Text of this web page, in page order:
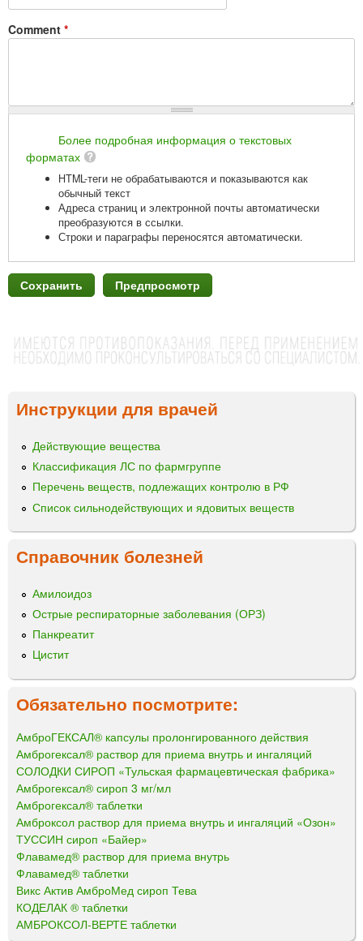
Comment *
Более подробная информация о текстовых
форматах
HTML-теги не обрабатываются и показываются как
обычный текст
Адреса страниц и электронной почты автоматически
преобразуются в ссылки.
Строки и параграфы переносятся автоматически.
Инструкции для врачей
Действующие вещества
Классификация ЛС по фармгруппе
Перечень веществ, подлежащих контролю в РФ
Список сильнодействующих и ядовитых веществ
Справочник болезней
Амилоидоз
Острые респираторные заболевания (ОРЗ)
Панкреатит
Цистит
Обязательно посмотрите:
АмброГЕКСАЛ® капсулы пролонгированного действия
Амброгексал® раствор для приема внутрь и ингаляций
СОЛОДКИ СИРОП «Тульская фармацевтическая фабрика»
Амброгексал® сироп 3 мг/мл
Амброгексал® таблетки
Амброксол раствор для приема внутрь и ингаляций «Озон»
ТУССИН сироп «Байер»
Флавамед® раствор для приема внутрь
Флавамед® таблетки
Викс Актив АмброМед сироп Тева
КОДЕЛАК ® таблетки
АМБРОКСОЛ-ВЕРТЕ таблетки